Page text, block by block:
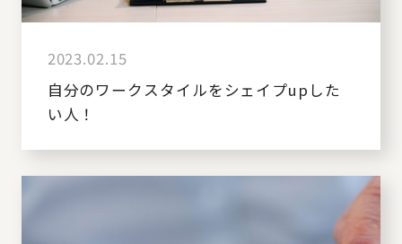
2023.02.15
自分のワークスタイルをシェイプupした
い人！